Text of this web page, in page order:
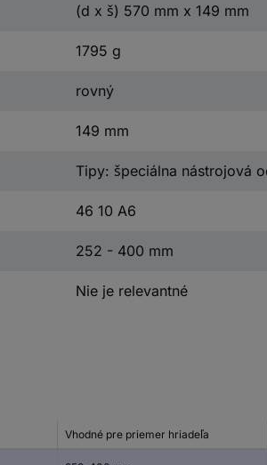
(d x š) 570 mm x 149 mm
1795 g
rovný
149 mm
Tipy: špeciálna nástrojová
46 10 A6
252 - 400 mm
Nie je relevantné
Vhodné pre priemer hriadeľa